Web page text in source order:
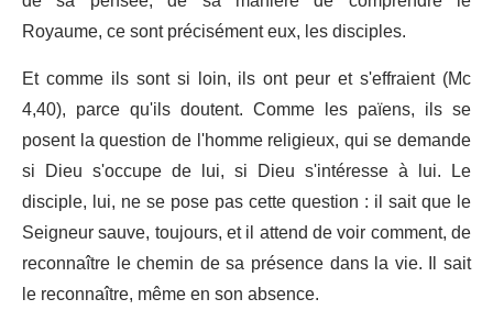
Royaume, ce sont précisément eux, les disciples.
Et comme ils sont si loin, ils ont peur et s'effraient (Mc
4,40), parce qu'ils doutent. Comme les païens, ils se
posent la question de l'homme religieux, qui se demande
si Dieu s'occupe de lui, si Dieu s'intéresse à lui. Le
disciple, lui, ne se pose pas cette question : il sait que le
Seigneur sauve, toujours, et il attend de voir comment, de
reconnaître le chemin de sa présence dans la vie. Il sait
le reconnaître, même en son absence.